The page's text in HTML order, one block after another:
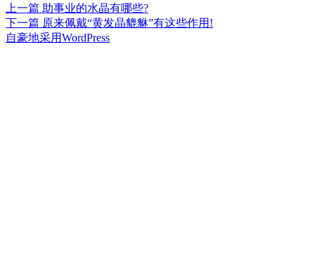
文
章
上一篇 上
篇
文
助事业的水晶有哪些?
下一篇 下
篇
原来佩戴“黄发晶貔貅”有这些作用!
自豪地采用WordPress